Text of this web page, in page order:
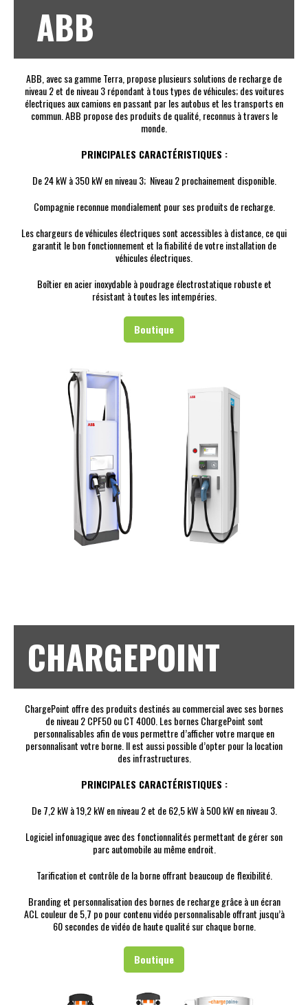
ABB
ABB, avec sa gamme Terra, propose plusieurs solutions de recharge de
niveau 2 et de niveau 3 répondant à tous types de véhicules; des voitures
électriques aux camions en passant par les autobus et les transports en
commun. ABB propose des produits de qualité, reconnus à travers le
monde.
PRINCIPALES CARACTÉRISTIQUES :
De 24 kW à 350 kW en niveau 3; Niveau 2 prochainement disponible.
Compagnie reconnue mondialement pour ses produits de recharge.
Les chargeurs de véhicules électriques sont accessibles à distance, ce qui
garantit le bon fonctionnement et la fiabilité de votre installation de
véhicules électriques.
Boîtier en acier inoxydable à poudrage électrostatique robuste et
résistant à toutes les intempéries.
Boutique
CHARGEPOINT
ChargePoint offre des produits destinés au commercial avec ses bornes
de niveau 2 CPF50 ou CT 4000. Les bornes ChargePoint sont
personnalisables afin de vous permettre d’afficher votre marque en
personnalisant votre borne. Il est aussi possible d’opter pour la location
des infrastructures.
PRINCIPALES CARACTÉRISTIQUES :
De 7,2 kW à 19,2 kW en niveau 2 et de 62,5 kW à 500 kW en niveau 3.
Logiciel infonuagique avec des fonctionnalités permettant de gérer son
parc automobile au même endroit.
Tarification et contrôle de la borne offrant beaucoup de flexibilité.
Branding et personnalisation des bornes de recharge grâce à un écran
ACL couleur de 5,7 po pour contenu vidéo personnalisable offrant jusqu’à
60 secondes de vidéo de haute qualité sur chaque borne.
Boutique